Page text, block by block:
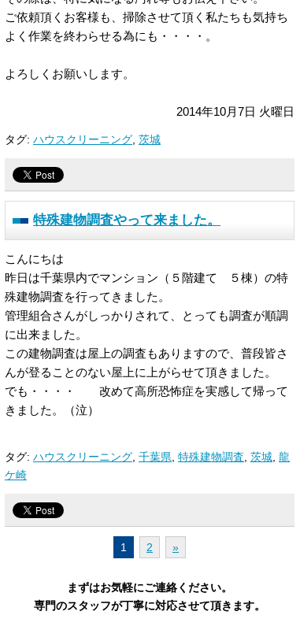
ご依頼頂くお客様も、掃除させて頂く私たちも気持ち
よく作業を終わらせる為にも・・・・。
よろしくお願いします。
2014年10月7日 火曜日
タグ: ハウスクリーニング 茨城
特殊建物調査やって来ました。
こんにちは
昨日は千葉県内でマンション（５階建て ５棟）の特
殊建物調査を行ってきました。
管理組合さんがしっかりされて、とっても調査が順調
に出来ました。
この建物調査は屋上の調査もありますので、普段皆さ
んが登ることのない屋上に上がらせて頂きました。
でも・・・・ 改めて高所恐怖症を実感して帰って
きました。（泣）
タグ: ハウスクリーニング 千葉県 特殊建物調査 茨城 龍
ケ崎
1 2 »
まずはお気軽にご連絡ください。
専門のスタッフが丁寧に対応させて頂きます。